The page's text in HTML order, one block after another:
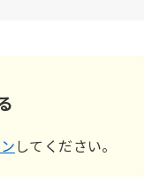
してください。